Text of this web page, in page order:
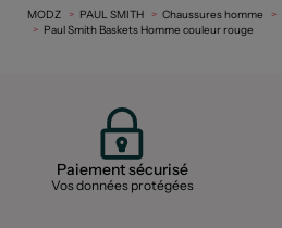
MODZ PAUL SMITH Chaussures homme
Paul Smith Baskets Homme couleur rouge
Paiement sécurisé
Vos données protégées